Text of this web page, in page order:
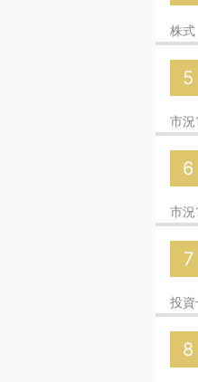
株式
5
市況
6
市況
7
投
8